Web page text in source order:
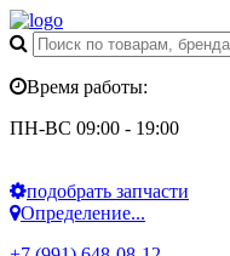
Время работы:
ПН-ВС 09:00 - 19:00
подобрать запчасти
Определение...